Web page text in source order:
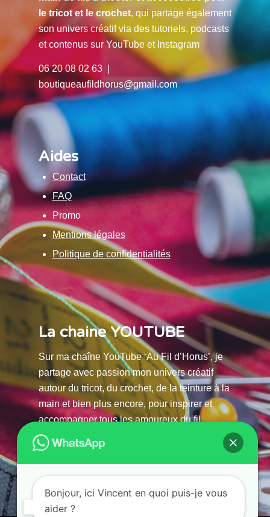
le tricot et le crochet, qui partage également
son univers créatif via des tutoriels, podcasts
et contenus sur YouTube et Instagram
06 20 08 02 63 |
boutiqueaufildhorus@gmail.com
Aides
Contact
FAQ
Promo
Mentions légales
Politique de confidentialités
La chaine YOUTUBE
Sur ma chaîne YouTube ‘Au Fil d’Horus’, je
partage avec passion mon univers créatif
autour du tricot, du crochet, de la teinture à la
main et bien plus encore, pour inspirer et
accompagner tous les amoureux du fil.
Bonjour, ici Vincent en quoi puis-je vous
aider ?